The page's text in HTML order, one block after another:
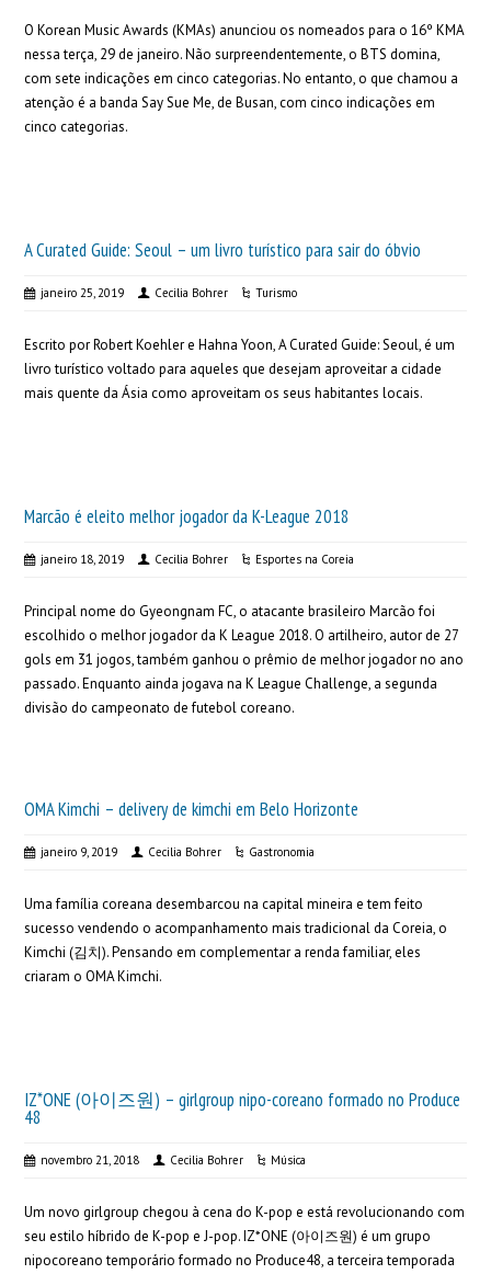
O Korean Music Awards (KMAs) anunciou os nomeados para o 16º KMA
nessa terça, 29 de janeiro. Não surpreendentemente, o BTS domina,
com sete indicações em cinco categorias. No entanto, o que chamou a
atenção é a banda Say Sue Me, de Busan, com cinco indicações em
cinco categorias.
A Curated Guide: Seoul – um livro turístico para sair do óbvio
janeiro 25, 2019 Cecilia Bohrer Turismo
Escrito por Robert Koehler e Hahna Yoon, A Curated Guide: Seoul, é um
livro turístico voltado para aqueles que desejam aproveitar a cidade
mais quente da Ásia como aproveitam os seus habitantes locais.
Marcão é eleito melhor jogador da K-League 2018
janeiro 18, 2019 Cecilia Bohrer Esportes na Coreia
Principal nome do Gyeongnam FC, o atacante brasileiro Marcão foi
escolhido o melhor jogador da K League 2018. O artilheiro, autor de 27
gols em 31 jogos, também ganhou o prêmio de melhor jogador no ano
passado. Enquanto ainda jogava na K League Challenge, a segunda
divisão do campeonato de futebol coreano.
OMA Kimchi – delivery de kimchi em Belo Horizonte
janeiro 9, 2019 Cecilia Bohrer Gastronomia
Uma família coreana desembarcou na capital mineira e tem feito
sucesso vendendo o acompanhamento mais tradicional da Coreia, o
Kimchi (김치). Pensando em complementar a renda familiar, eles
criaram o OMA Kimchi.
IZ*ONE (아이즈원) – girlgroup nipo-coreano formado no Produce
48
novembro 21, 2018 Cecilia Bohrer Música
Um novo girlgroup chegou à cena do K-pop e está revolucionando com
seu estilo híbrido de K-pop e J-pop. IZ*ONE (아이즈원) é um grupo
nipocoreano temporário formado no Produce48, a terceira temporada